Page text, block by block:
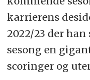
karrierens
2022/23 der
sesong en
scoringer og